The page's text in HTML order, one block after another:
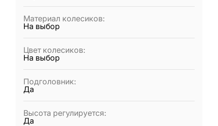
Материал колесиков:
На выбор
Цвет колесиков:
На выбор
Подголовник:
Да
Высота регулируется:
Да